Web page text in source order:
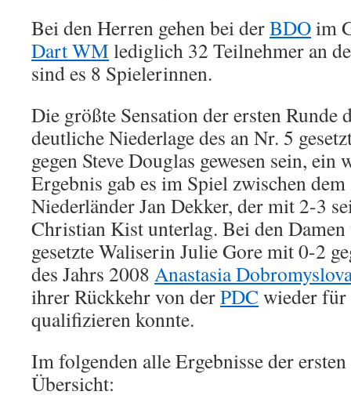
Bei den Herren gehen bei derBDOim
Dart WM lediglich 32 Teilnehmer an
sind es 8 Spielerinnen.
Die größte Sensation der ersten Runde
deutliche Niederlage des an Nr. 5
gegen Steve Douglas gewesen sein, ein
Ergebnis gab es im Spiel zwischen dem
Niederländer Jan Dekker, der mit 2-3
Christian Kist unterlag. Bei den
gesetzte Waliserin Julie Gore mit 0-2
des Jahrs 2008 Anastasia
ihrer Rückkehr von derPDC wieder
qualifizieren konnte.
Im folgenden alle Ergebnisse der
Übersicht: